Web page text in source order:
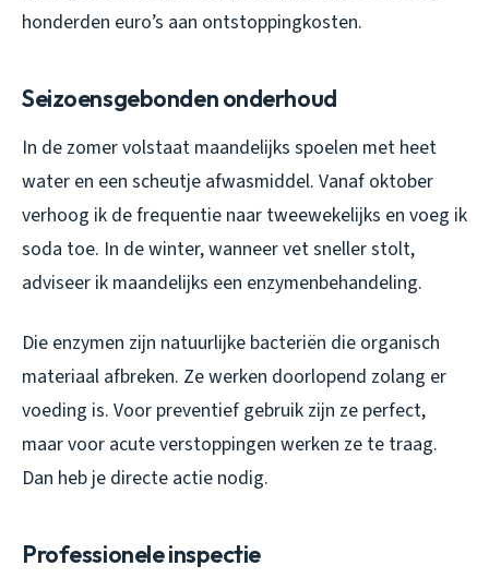
honderden euro’s aan ontstoppingkosten.
Seizoensgebonden onderhoud
In de zomer volstaat maandelijks spoelen met heet
water en een scheutje afwasmiddel. Vanaf oktober
verhoog ik de frequentie naar tweewekelijks en voeg ik
soda toe. In de winter, wanneer vet sneller stolt,
adviseer ik maandelijks een enzymenbehandeling.
Die enzymen zijn natuurlijke bacteriën die organisch
materiaal afbreken. Ze werken doorlopend zolang er
voeding is. Voor preventief gebruik zijn ze perfect,
maar voor acute verstoppingen werken ze te traag.
Dan heb je directe actie nodig.
Professionele inspectie